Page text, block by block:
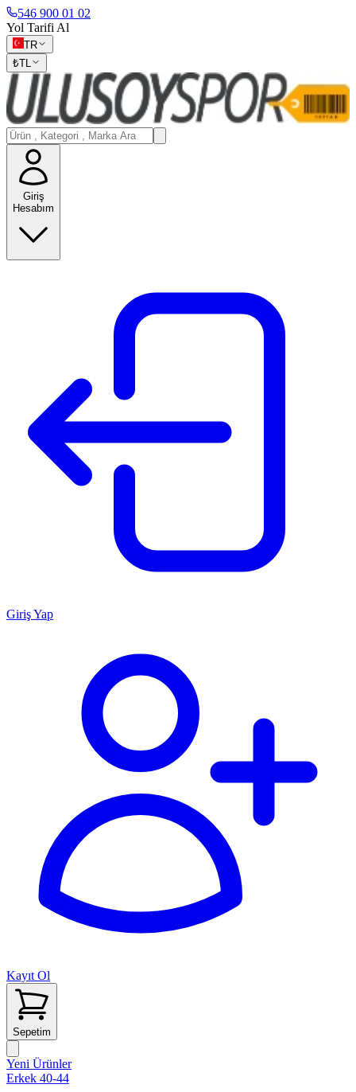
546 900 01 02
Yol Tarifi Al
TR
₺TL
Giriş
Hesabım
Giriş Yap
Kayıt Ol
Sepetim
Yeni Ürünler
Erkek 40-44